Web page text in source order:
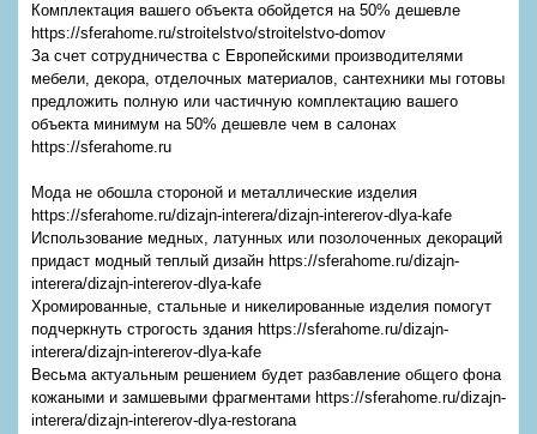
Комплектация вашего объекта обойдется на 50% дешевле
https://sferahome.ru/stroitelstvo/stroitelstvo-domov
За счет сотрудничества с Европейскими производителями
мебели, декора, отделочных материалов, сантехники мы готовы
предложить полную или частичную комплектацию вашего
объекта минимум на 50% дешевле чем в салонах
https://sferahome.ru
Мода не обошла стороной и металлические изделия
https://sferahome.ru/dizajn-interera/dizajn-intererov-dlya-kafe
Использование медных, латунных или позолоченных декораций
придаст модный теплый дизайн https://sferahome.ru/dizajn-
interera/dizajn-intererov-dlya-kafe
Хромированные, стальные и никелированные изделия помогут
подчеркнуть строгость здания https://sferahome.ru/dizajn-
interera/dizajn-intererov-dlya-kafe
Весьма актуальным решением будет разбавление общего фона
кожаными и замшевыми фрагментами https://sferahome.ru/dizajn-
interera/dizajn-intererov-dlya-restorana